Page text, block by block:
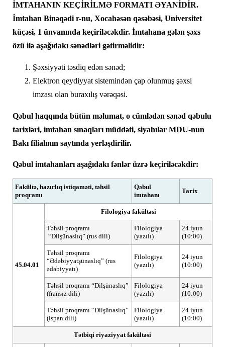
İMTAHANIN KEÇİRİLMƏ FORMATI ƏYANİDİR.
İmtahan Binəqədi r-nu, Xocahəsən qəsəbəsi, Universitet
küçəsi, 1 ünvanında keçiriləcəkdir. İmtahana gələn şəxs
özü ilə aşağıdakı sənədləri gətirməlidir:
Şəxsiyyəti təsdiq edən sənəd;
Elektron qeydiyyat sistemindən çap olunmuş şəxsi
imzası olan buraxılış vərəqəsi.
Qəbul haqqında bütün məlumat, o cümlədən sənəd qəbulu
tarixləri, imtahan sınaqları müddəti, siyahılar MDU-nun
Bakı filialının saytında yerləşdirilir.
Qəbul imtahanları aşağıdakı fənlər üzrə keçiriləcəkdir:
Fakültə, hazırlıq istiqaməti, təhsil
proqramı
Qəbul
imtahanı
Tarix
45.04.01
Filologiya fakültəsi
Təhsil proqramı
“Dilşünaslıq” (rus dili)
Filologiya
(yazılı)
24 iyun
(10:00)
Təhsil proqramı
“Ədəbiyyatşünaslıq” (rus
ədəbiyyatı)
Filologiya
(yazılı)
24 iyun
(10:00)
Təhsil proqramı “Dilşünaslıq”
(fransız dili)
Filologiya
(yazılı)
24 iyun
(10:00)
Təhsil proqramı “Dilşünaslıq”
(ispan dili)
Filologiya
(yazılı)
24 iyun
(10:00)
Tətbiqi riyaziyyat fakültəsi